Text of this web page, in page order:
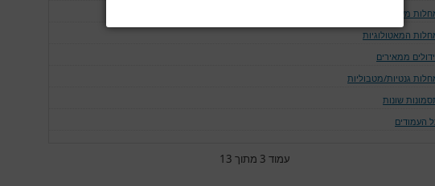
מערכת העיכול
המאטולוגיות
ממאירים
גנטיות/מטבוליות
שונות
העמודים
עמוד 3 מתוך 13